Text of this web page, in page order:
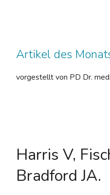
Artikel des
vorgestellt von PD Dr.
Harris V,
Bradford JA.